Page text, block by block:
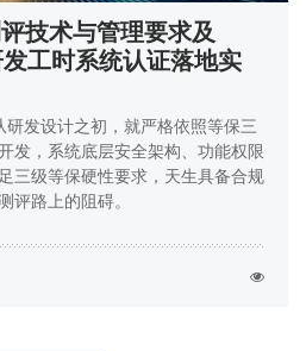
技术与管理要求及
工时系统认证落地实
发设计之初，就严格依照等保三
发，系统底层安全架构、功能权限
三级等保硬性要求，天生具备合规
评路上的阻碍。